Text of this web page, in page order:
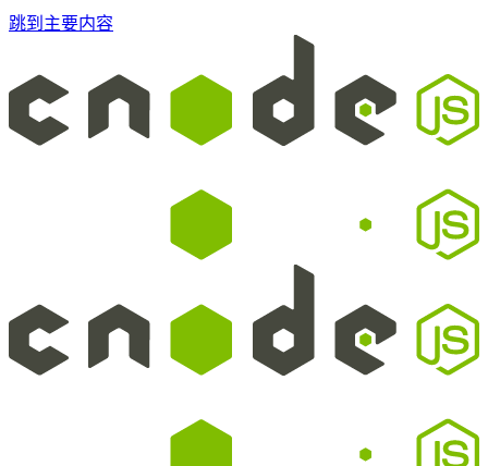
跳到主要内容